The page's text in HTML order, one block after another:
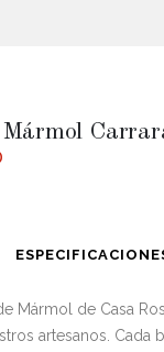
Mármol
Mármol de Casa
artesanos. Cada